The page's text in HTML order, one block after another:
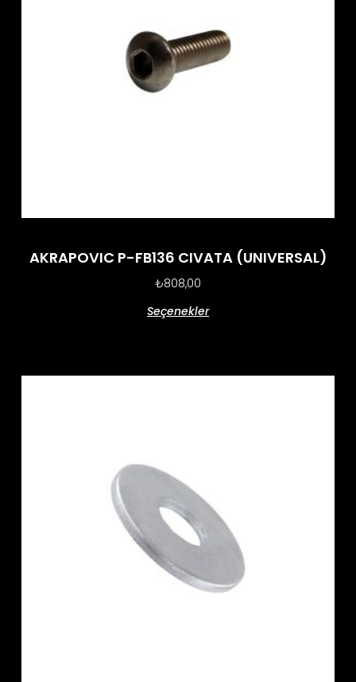
AKRAPOVIC P-FB136 CIVATA (UNIVERSAL)
₺808,00
Seçenekler